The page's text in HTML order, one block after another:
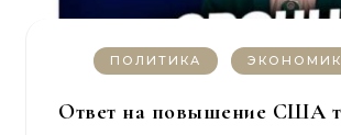
ПОЛИТИКА
Ответ на повышение США